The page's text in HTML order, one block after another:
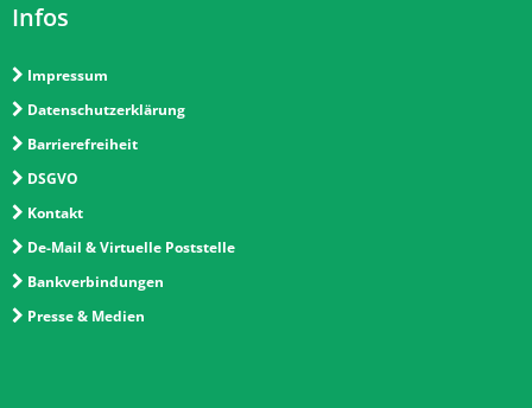
Infos
Impressum
Datenschutzerklärung
Barrierefreiheit
DSGVO
Kontakt
De-Mail & Virtuelle Poststelle
Bankverbindungen
Presse & Medien